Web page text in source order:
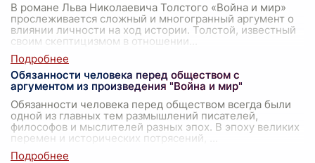
В романе Льва Николаевича Толстого «Война и мир»
прослеживается сложный и многогранный аргумент о
влиянии личности на ход истории. Толстой, известный
своим скептицизмом в отношении
Обязанности человека перед обществом с
аргументом из произведения "Война и мир"
Обязанности человека перед обществом всегда были
одной из главных тем размышлений писателей,
философов и мыслителей разных эпох. В эпоху великих
перемен и исторических потрясений,